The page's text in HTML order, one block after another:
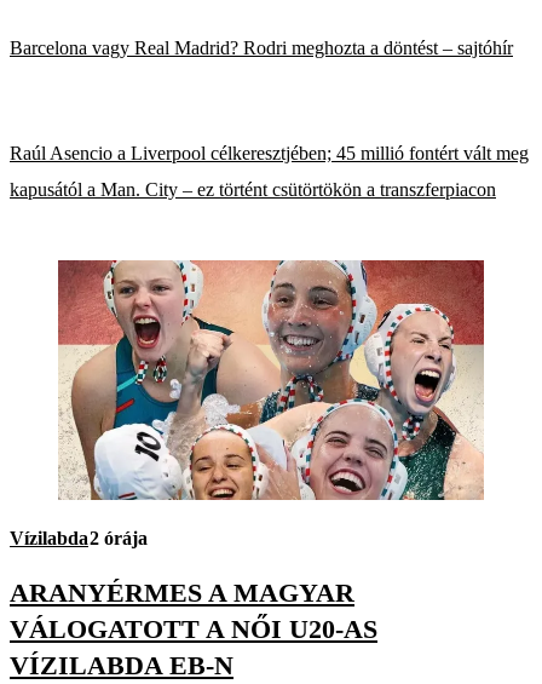
Barcelona vagy Real Madrid? Rodri meghozta a döntést – sajtóhír
Raúl Asencio a Liverpool célkeresztjében; 45 millió fontért vált meg
kapusától a Man. City – ez történt csütörtökön a transzferpiacon
Vízilabda2 órája
ARANYÉRMES A MAGYAR
VÁLOGATOTT A NŐI U20-AS
VÍZILABDA EB-N